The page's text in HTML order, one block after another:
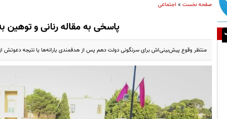
صفحه نخست» اجتماعی
پاسخی به مقاله رنانی و توهین
منتظر وقوع پیش‌بینی‌اش برای سرنگونی دولت دهم پس از هدفمندی یارانه‌ها یا نتیجه دعوتش